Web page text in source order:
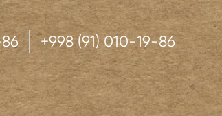
+998 (91) 010-19-86